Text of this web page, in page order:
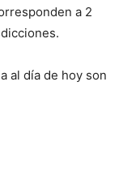
a 2
al día de hoy son